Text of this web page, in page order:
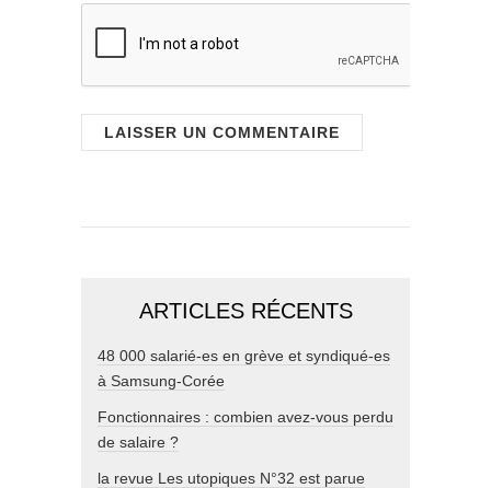
ARTICLES RÉCENTS
48 000 salarié-es en grève et syndiqué-es
à Samsung-Corée
Fonctionnaires : combien avez-vous perdu
de salaire ?
la revue Les utopiques N°32 est parue